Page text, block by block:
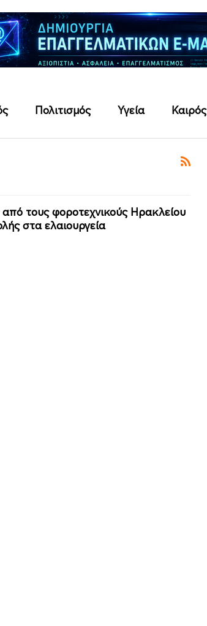
Πολιτισμός Υγεία Καιρός
από τους φοροτεχνικούς Ηρακλείου
στα ελαιουργεία